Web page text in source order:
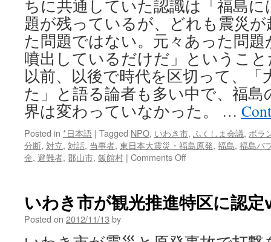
ちに共通していた認識は「福島
題が残っているが、どれも震災
た問題ではない。元々あった問
噴出しているだけだ」というこ
以前、以後で時代を区切って、「
た」と語る論者も多い中で、福
界は変わっていなかった。 …
Posted in *日本語 | Tagged NPO, いわき市, ふくしま会議, ボラ
分断, 対立, 対話, 当事者, 東日本大震災・福島原発, 福島, 福島バ
金, 避難者, 郡山市, 飯館村 | Comments Offon
ふ
く
いわき市が観光推進特区に認
Posted on 2012/11/13 by